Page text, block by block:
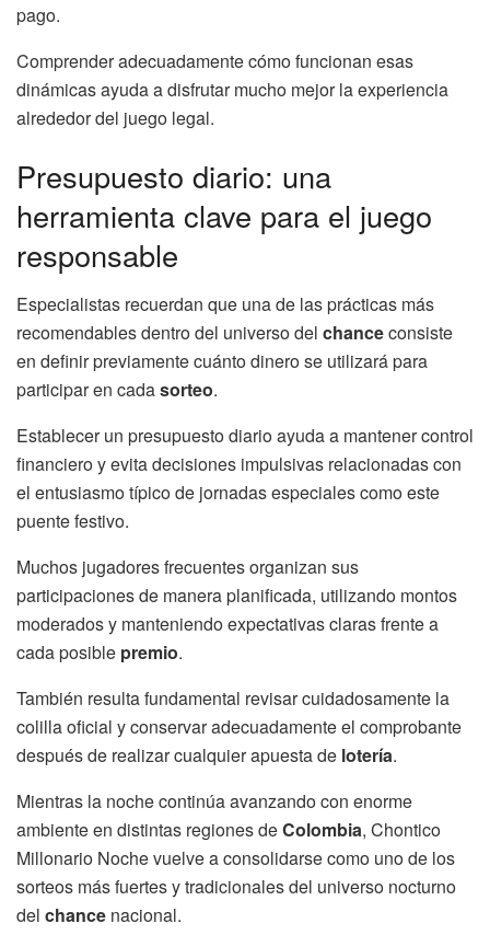
pago.
Comprender adecuadamente cómo funcionan esas
dinámicas ayuda a disfrutar mucho mejor la experiencia
alrededor del juego legal.
Presupuesto diario: una
herramienta clave para el juego
responsable
Especialistas recuerdan que una de las prácticas más
recomendables dentro del universo del chanceconsiste
en definir previamente cuánto dinero se utilizará para
participar en cadasorteo.
Establecer un presupuesto diario ayuda a mantener control
financiero y evita decisiones impulsivas relacionadas con
el entusiasmo típico de jornadas especiales como este
puente festivo.
Muchos jugadores frecuentes organizan sus
participaciones de manera planificada, utilizando montos
moderados y manteniendo expectativas claras frente a
cada posible premio.
También resulta fundamental revisar cuidadosamente la
colilla oficial y conservar adecuadamente el comprobante
después de realizar cualquier apuesta de lotería.
Mientras la noche continúa avanzando con enorme
ambiente en distintas regiones deColombia, Chontico
Millonario Noche vuelve a consolidarse como uno de los
sorteos más fuertes y tradicionales del universo nocturno
del chance nacional.